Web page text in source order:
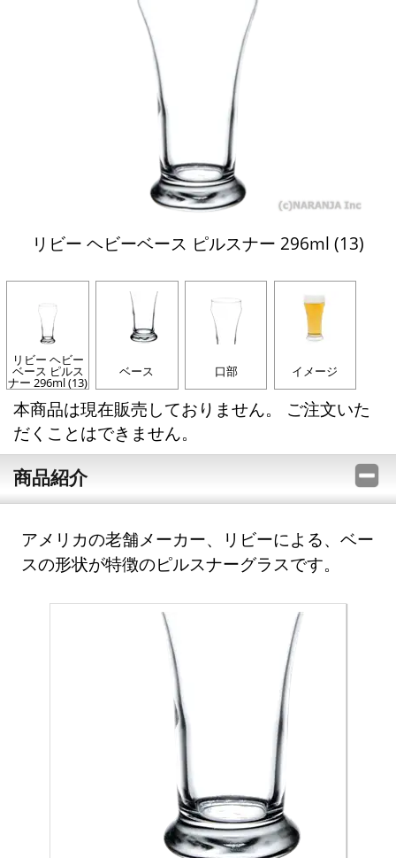
リビー ヘビーベース ピルスナー 296ml (13)
リビー ヘビー
ベース ピルス
ナー 296ml (13)
ベース 口部 イメージ
本商品は現在販売しておりません。 ご注文いた
だくことはできません。
商品紹介
アメリカの老舗メーカー、リビーによる、ベー
スの形状が特徴のピルスナーグラスです。